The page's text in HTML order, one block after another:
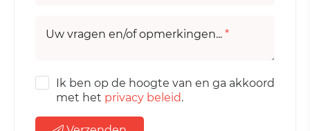
Uw vragen en/of opmerkingen... *
Ik ben op de hoogte van en ga akkoord
met het privacy beleid.